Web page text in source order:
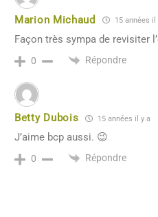
Marion Michaud 15 années il
Façon très sympa de revisiter
0 Répondre
Betty Dubois 15 années il y a
J’aime bcp aussi. 😉
0 Répondre